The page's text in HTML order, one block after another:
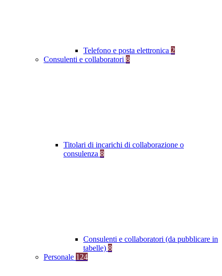
Telefono e posta elettronica 2
Consulenti e collaboratori 8
Titolari di incarichi di collaborazione o
consulenza 8
Consulenti e collaboratori (da pubblicare in
tabelle) 8
Personale 124